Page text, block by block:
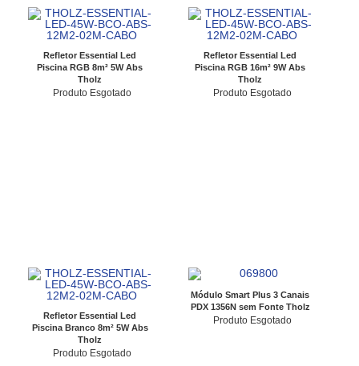
Refletor Essential Led
Piscina RGB 8m² 5W Abs
Tholz
Produto Esgotado
Refletor Essential Led
Piscina RGB 16m² 9W Abs
Tholz
Produto Esgotado
Refletor Essential Led
Piscina Branco 8m² 5W Abs
Tholz
Produto Esgotado
Módulo Smart Plus 3 Canais
PDX 1356N sem Fonte Tholz
Produto Esgotado